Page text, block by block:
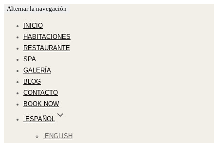
Alternar la navegación
INICIO
HABITACIONES
RESTAURANTE
SPA
GALERÍA
BLOG
CONTACTO
BOOK NOW
ESPAÑOL
ENGLISH